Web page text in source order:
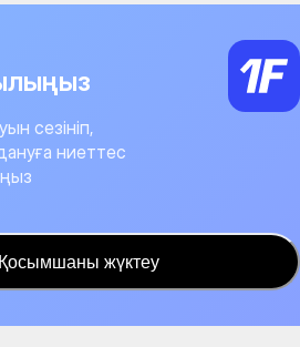
сезініп,
ниеттес
Қосымшаны жүктеу